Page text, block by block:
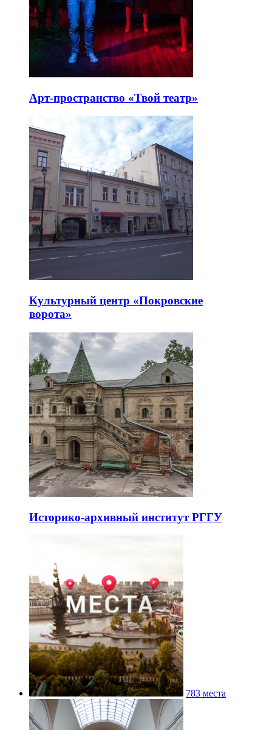
Арт-пространство «Твой театр»
Культурный центр «Покровские
ворота»
Историко-архивный институт РГГУ
783 места